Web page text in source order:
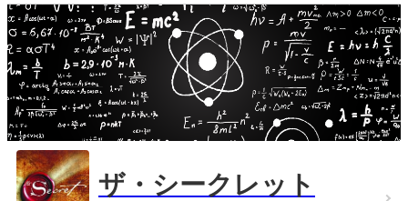
ザ・シークレット